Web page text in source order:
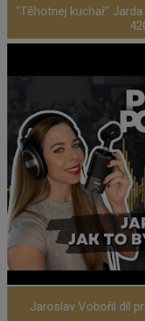
"Těhotnej kuchař"
Jaroslav Vobořil díl